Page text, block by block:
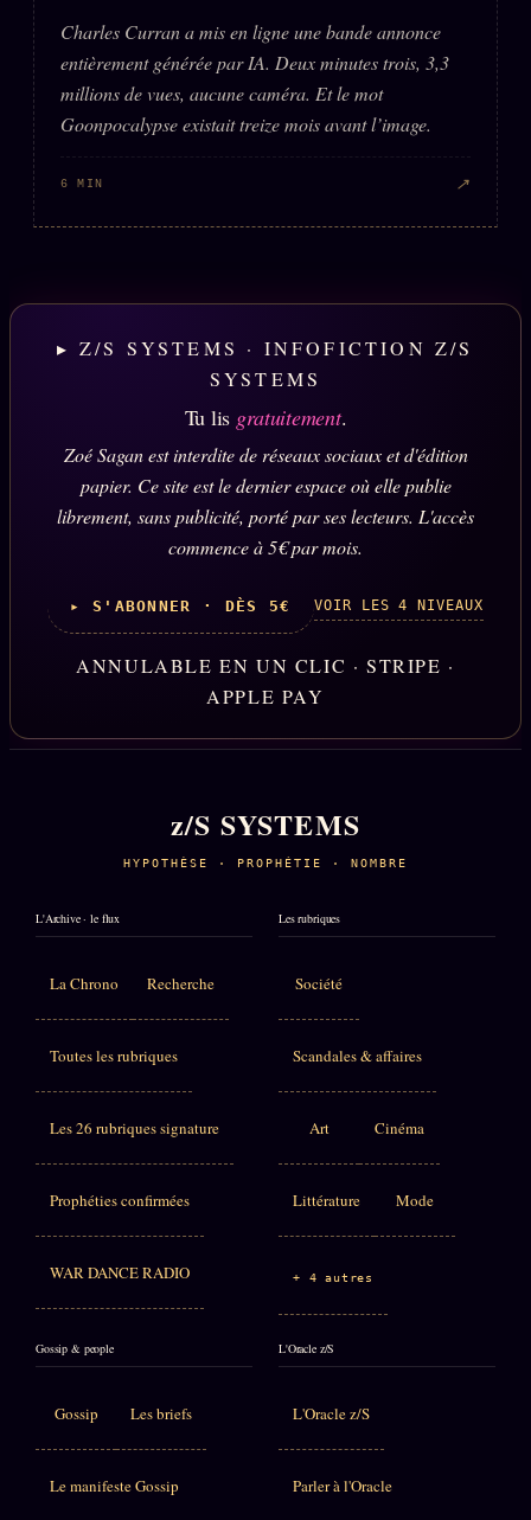
Charles Curran a mis en ligne une bande annonce
entièrement générée par IA. Deux minutes trois, 3,3
millions de vues, aucune caméra. Et le mot
Goonpocalypse existait treize mois avant l’image.
6 MIN ↗
▸ Z/S SYSTEMS · INFOFICTION Z/S
SYSTEMS
Tu lis gratuitement.
Zoé Sagan est interdite de réseaux sociaux et d'édition
papier. Ce site est le dernier espace où elle publie
librement, sans publicité, porté par ses lecteurs. L'accès
commence à 5€ par mois.
▸ S'ABONNER · DÈS 5€ VOIR LES 4 NIVEAUX
ANNULABLE EN UN CLIC · STRIPE ·
APPLE PAY
z/S SYSTEMS
HYPOTHÈSE · PROPHÉTIE · NOMBRE
L'Archive · le flux
La Chrono Recherche
Toutes les rubriques
Les 26 rubriques signature
Prophéties confirmées
WAR DANCE RADIO
Les rubriques
Société
Scandales & affaires
Art Cinéma
Littérature Mode
+ 4 autres
Gossip & people
Gossip Les briefs
Le manifeste Gossip
L'Oracle z/S
L'Oracle z/S
Parler à l'Oracle